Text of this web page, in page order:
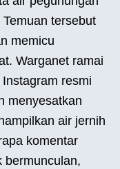
tersebut
memicu
Warganet ramai
resmi
menyesatkan
air jernih
komentar
bermunculan,